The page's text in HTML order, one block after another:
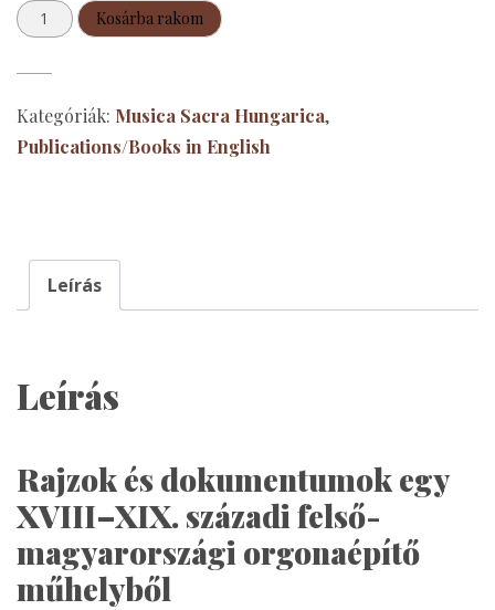
Hock
Bertalan
–
Enyedi
Pál:
mennyiség
Kosárba rakom
Kategóriák: Musica Sacra Hungarica,
Publications/Books in English
Leírás
Leírás
Rajzok és dokumentumok egy
XVIII–XIX. századi felső-
magyarországi orgonaépítő
műhelyből